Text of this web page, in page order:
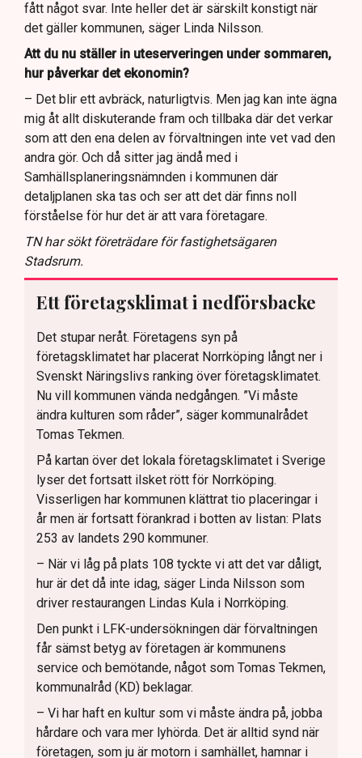
fått något svar. Inte heller det är särskilt konstigt när
det gäller kommunen, säger Linda Nilsson.
Att du nu ställer in uteserveringen under sommaren,
hur påverkar det ekonomin?
– Det blir ett avbräck, naturligtvis. Men jag kan inte ägna
mig åt allt diskuterande fram och tillbaka där det verkar
som att den ena delen av förvaltningen inte vet vad den
andra gör. Och då sitter jag ändå med i
Samhällsplaneringsnämnden i kommunen där
detaljplanen ska tas och ser att det där finns noll
förståelse för hur det är att vara företagare.
TN har sökt företrädare för fastighetsägaren
Stadsrum.
Ett företagsklimat i nedförsbacke
Det stupar neråt. Företagens syn på
företagsklimatet har placerat Norrköping långt ner i
Svenskt Näringslivs ranking över företagsklimatet.
Nu vill kommunen vända nedgången. ”Vi måste
ändra kulturen som råder”, säger kommunalrådet
Tomas Tekmen.
På kartan över det lokala företagsklimatet i Sverige
lyser det fortsatt ilsket rött för Norrköping.
Visserligen har kommunen klättrat tio placeringar i
år men är fortsatt förankrad i botten av listan: Plats
253 av landets 290 kommuner.
– När vi låg på plats 108 tyckte vi att det var dåligt,
hur är det då inte idag, säger Linda Nilsson som
driver restaurangen Lindas Kula i Norrköping.
Den punkt i LFK-undersökningen där förvaltningen
får sämst betyg av företagen är kommunens
service och bemötande, något som Tomas Tekmen,
kommunalråd (KD) beklagar.
– Vi har haft en kultur som vi måste ändra på, jobba
hårdare och vara mer lyhörda. Det är alltid synd när
företagen, som ju är motorn i samhället, hamnar i